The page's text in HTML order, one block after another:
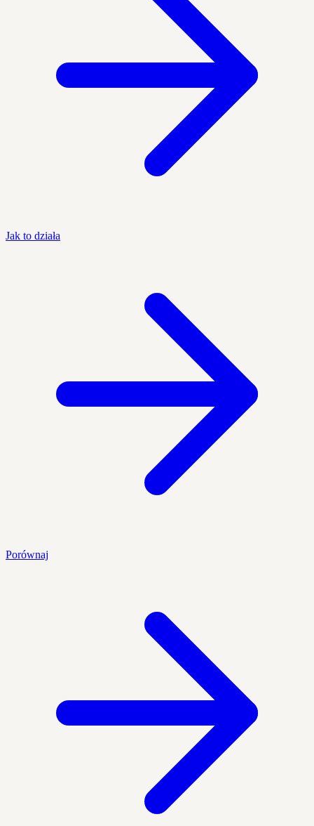
Jak to działa
Porównaj